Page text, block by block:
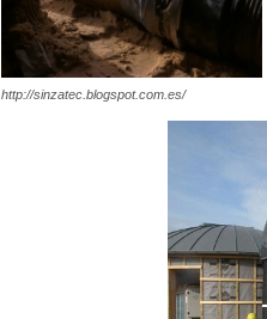
http://sinzatec.blogspot.com.es/